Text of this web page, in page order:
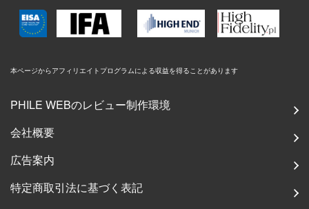
本ページからアフィリエイトプログラムによる収益を得ることがあります
PHILE WEBのレビュー制作環境
会社概要
広告案内
特定商取引法に基づく表記